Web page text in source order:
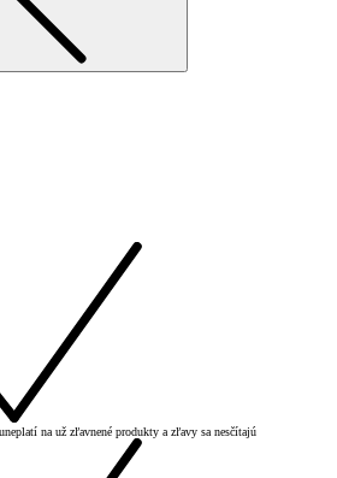
neplatí na už zľavnené produkty a zľavy sa nesčítajú